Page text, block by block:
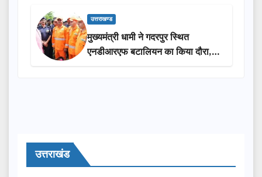
उत्तराखण्ड
मुख्यमंत्री धामी ने गदरपुर स्थित
एनडीआरएफ बटालियन का किया दौरा,
आपदा प्रबंधन तैयारियों का लिया जायजा
उत्तराखंड